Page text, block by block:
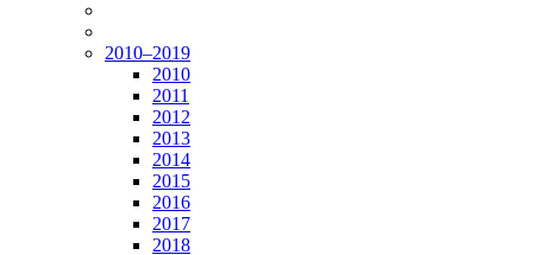
2010–2019
2010
2011
2012
2013
2014
2015
2016
2017
2018